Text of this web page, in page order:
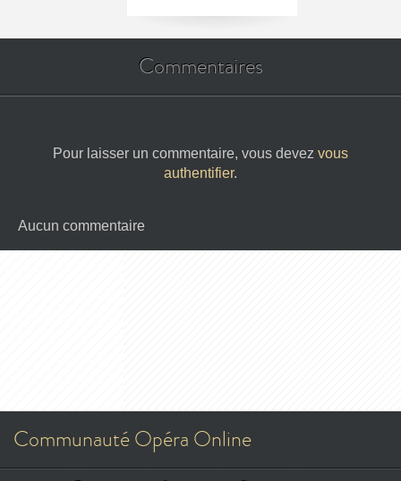
Commentaires
Pour laisser un commentaire, vous devez vous
authentifier.
Aucun commentaire
Communauté Opéra Online